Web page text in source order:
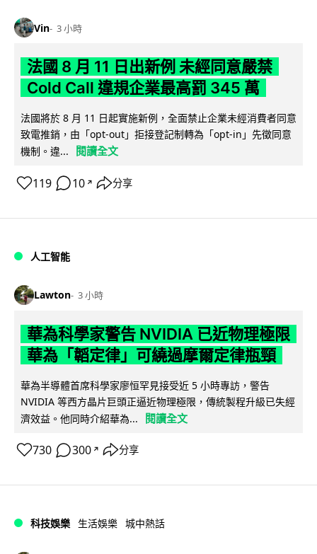
Vin 3 小時
法國 8 月 11 日出新例 未經同意嚴禁
Cold Call 違規企業最高罰 345 萬
法國將於 8 月 11 日起實施新例，全面禁止企業未經消費者同意
致電推銷，由「opt-out」拒接登記制轉為「opt-in」先徵同意
機制。違...
閱讀全文
119 10 ↗ 分享
人工智能
Lawton 3 小時
華為科學家警告 NVIDIA 已近物理極限
華為「韜定律」可繞過摩爾定律瓶頸
華為半導體首席科學家廖恒罕見接受近 5 小時專訪，警告
NVIDIA 等西方晶片巨頭正逼近物理極限，傳統製程升級已失經
濟效益。他同時介紹華為...
閱讀全文
730 300 ↗ 分享
科技娛樂 生活娛樂 城中熱話